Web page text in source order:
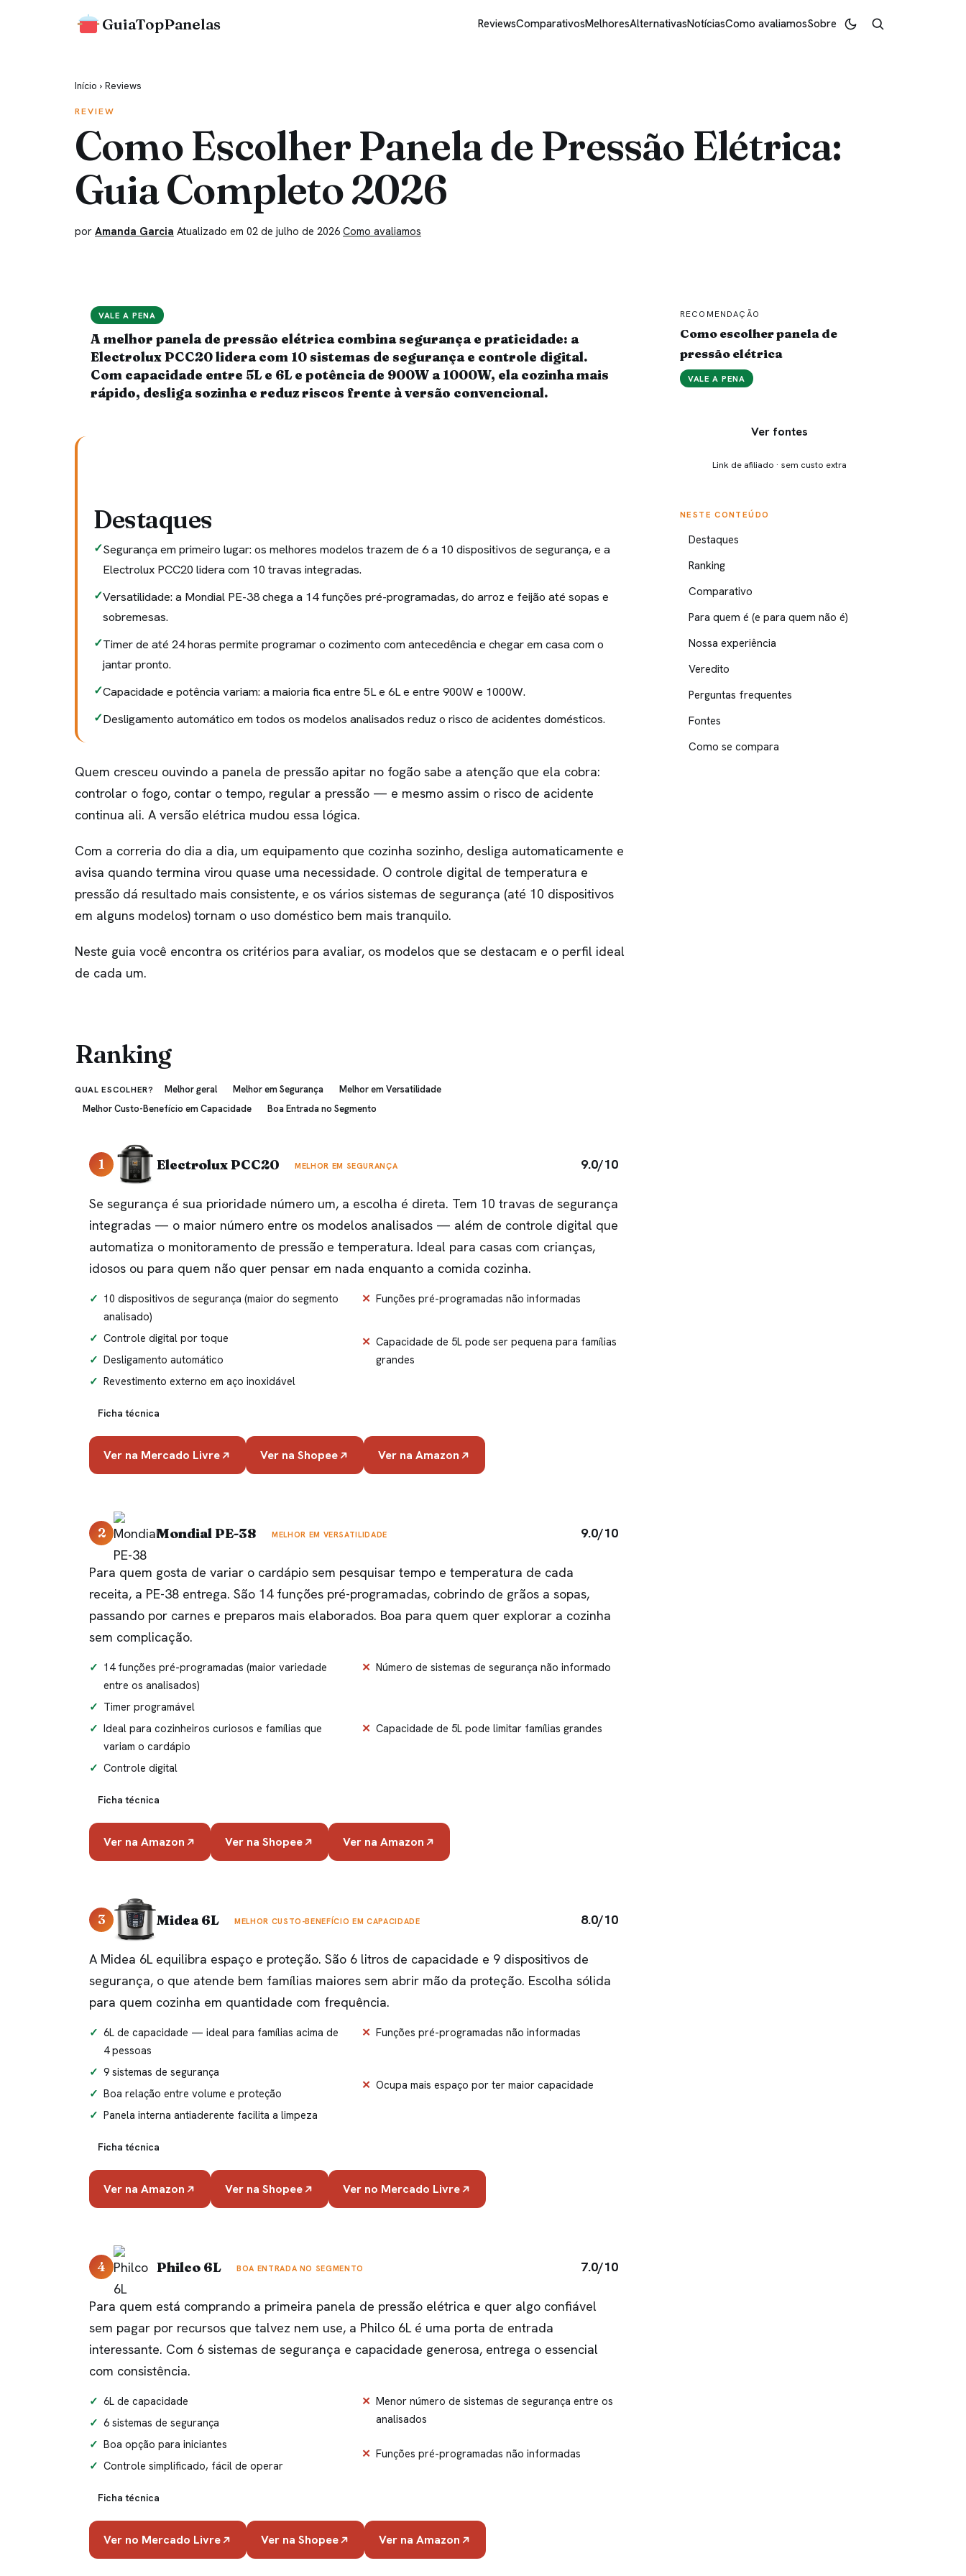
GuiaTopPanelas ReviewsComparativosMelhoresAlternativasNotíciasComo avaliamosSobre
Início › Reviews
REVIEW
Como Escolher Panela de Pressão Elétrica:
Guia Completo 2026
por Amanda Garcia Atualizado em 02 de julho de 2026 Como avaliamos
VALE A PENA
A melhor panela de pressão elétrica combina segurança e praticidade: a
Electrolux PCC20 lidera com 10 sistemas de segurança e controle digital.
Com capacidade entre 5L e 6L e potência de 900W a 1000W, ela cozinha mais
rápido, desliga sozinha e reduz riscos frente à versão convencional.
Destaques
Segurança em primeiro lugar: os melhores modelos trazem de 6 a 10 dispositivos de segurança, e a
Electrolux PCC20 lidera com 10 travas integradas.
Versatilidade: a Mondial PE-38 chega a 14 funções pré-programadas, do arroz e feijão até sopas e
sobremesas.
Timer de até 24 horas permite programar o cozimento com antecedência e chegar em casa com o
jantar pronto.
Capacidade e potência variam: a maioria fica entre 5L e 6L e entre 900W e 1000W.
Desligamento automático em todos os modelos analisados reduz o risco de acidentes domésticos.
Quem cresceu ouvindo a panela de pressão apitar no fogão sabe a atenção que ela cobra:
controlar o fogo, contar o tempo, regular a pressão — e mesmo assim o risco de acidente
continua ali. A versão elétrica mudou essa lógica.
Com a correria do dia a dia, um equipamento que cozinha sozinho, desliga automaticamente e
avisa quando termina virou quase uma necessidade. O controle digital de temperatura e
pressão dá resultado mais consistente, e os vários sistemas de segurança (até 10 dispositivos
em alguns modelos) tornam o uso doméstico bem mais tranquilo.
Neste guia você encontra os critérios para avaliar, os modelos que se destacam e o perfil ideal
de cada um.
Ranking
QUAL ESCOLHER? Melhor geral Melhor em Segurança
Melhor em Versatilidade
Melhor Custo-Benefício em Capacidade
Boa Entrada no Segmento
1 Electrolux PCC20 MELHOR EM SEGURANÇA 9.0/10
Se segurança é sua prioridade número um, a escolha é direta. Tem 10 travas de segurança
integradas — o maior número entre os modelos analisados — além de controle digital que
automatiza o monitoramento de pressão e temperatura. Ideal para casas com crianças,
idosos ou para quem não quer pensar em nada enquanto a comida cozinha.
10 dispositivos de segurança (maior do segmento
analisado)
Controle digital por toque
Desligamento automático
Revestimento externo em aço inoxidável
Funções pré-programadas não informadas
Capacidade de 5L pode ser pequena para famílias
grandes
Ficha técnica
Ver na Mercado Livre Ver na Shopee Ver na Amazon
2 Mondial PE-38 MELHOR EM VERSATILIDADE 9.0/10
Para quem gosta de variar o cardápio sem pesquisar tempo e temperatura de cada
receita, a PE-38 entrega. São 14 funções pré-programadas, cobrindo de grãos a sopas,
passando por carnes e preparos mais elaborados. Boa para quem quer explorar a cozinha
sem complicação.
14 funções pré-programadas (maior variedade
entre os analisados)
Timer programável
Ideal para cozinheiros curiosos e famílias que
variam o cardápio
Controle digital
Número de sistemas de segurança não informado
Capacidade de 5L pode limitar famílias grandes
Ficha técnica
Ver na Amazon Ver na Shopee Ver na Amazon
3 Midea 6L MELHOR CUSTO-BENEFÍCIO EM CAPACIDADE 8.0/10
A Midea 6L equilibra espaço e proteção. São 6 litros de capacidade e 9 dispositivos de
segurança, o que atende bem famílias maiores sem abrir mão da proteção. Escolha sólida
para quem cozinha em quantidade com frequência.
6L de capacidade — ideal para famílias acima de
4 pessoas
9 sistemas de segurança
Boa relação entre volume e proteção
Panela interna antiaderente facilita a limpeza
Funções pré-programadas não informadas
Ocupa mais espaço por ter maior capacidade
Ficha técnica
Ver na Amazon Ver na Shopee Ver no Mercado Livre
4 Philco 6L BOA ENTRADA NO SEGMENTO 7.0/10
Para quem está comprando a primeira panela de pressão elétrica e quer algo confiável
sem pagar por recursos que talvez nem use, a Philco 6L é uma porta de entrada
interessante. Com 6 sistemas de segurança e capacidade generosa, entrega o essencial
com consistência.
6L de capacidade
6 sistemas de segurança
Boa opção para iniciantes
Controle simplificado, fácil de operar
Menor número de sistemas de segurança entre os
analisados
Funções pré-programadas não informadas
Ficha técnica
Ver no Mercado Livre Ver na Shopee Ver na Amazon
RECOMENDAÇÃO
Como escolher panela de
pressão elétrica
VALE A PENA
Ver fontes
Link de afiliado · sem custo extra
NESTE CONTEÚDO
Destaques
Ranking
Comparativo
Para quem é (e para quem não é)
Nossa experiência
Veredito
Perguntas frequentes
Fontes
Como se compara